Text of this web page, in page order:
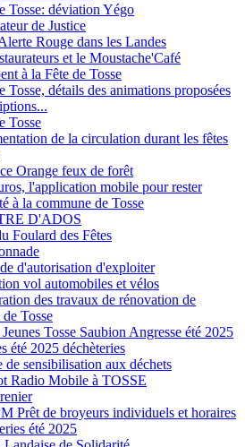
Tosse: déviation Yégo
de Justice
Rouge dans les Landes
et le Moustache'Café
à la Fête de Tosse
Tosse, détails des animations proposées
Tosse
de la circulation durant les fêtes
Orange feux de forêt
l'application mobile pour rester
à la commune de Tosse
D'ADOS
Foulard des Fêtes
d'autorisation d'exploiter
vol automobiles et vélos
des travaux de rénovation de
Tosse
Tosse Saubion Angresse été 2025
été 2025 déchèteries
de sensibilisation aux déchets
Radio Mobile à TOSSE
Prêt de broyeurs individuels et horaires
été 2025